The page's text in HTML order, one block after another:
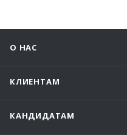
О НАС
КЛИЕНТАМ
КАНДИДАТАМ